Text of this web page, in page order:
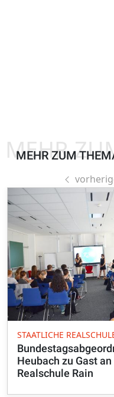
MEHR ZUM
MEHR
STAATLICHE
Heubach zu Gast
Realschule Rain